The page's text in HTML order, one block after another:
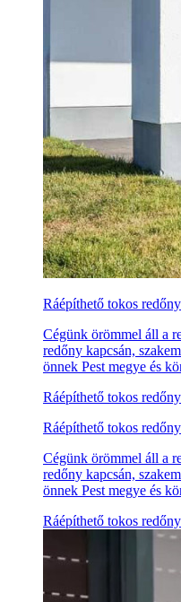
Ráépíthető tokos redőny
Cégünk örömmel áll a
redőny kapcsán,
önnek Pest megye és
Ráépíthető tokos redőny
Ráépíthető tokos redőny
Cégünk örömmel áll a
redőny kapcsán,
önnek Pest megye és
Ráépíthető tokos redőny